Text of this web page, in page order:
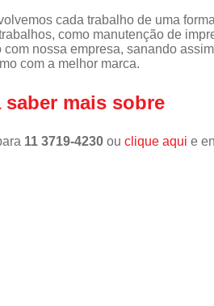
cada trabalho de uma
como manutenção de
com nossa empresa, sanando
com a melhor marca.
saber mais sobre
11 3719-4230 ou clique aqui e